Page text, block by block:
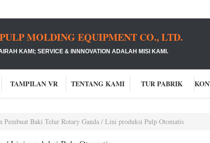
MOLDING EQUIPMENT CO., LTD.
KAMI; SERVICE & INNNOVATION ADALAH MISI KAMI.
TAMPILAN VR TENTANG KAMI TUR PABRIK
Pembuat Baki Telur Rotary Ganda / Lini produksi Pulp Otomatis